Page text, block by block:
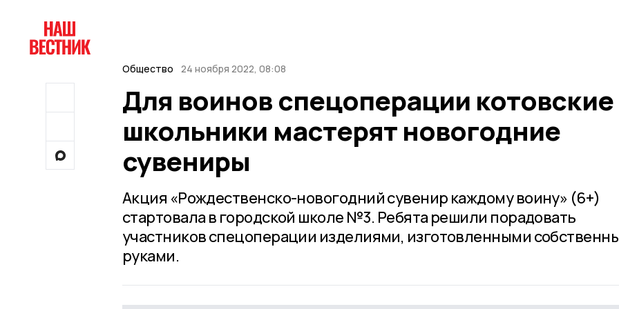
Общество 24 ноября 2022, 08:08
Для воинов спецоперации котовские
школьники мастерят новогодние
сувениры
Акция «Рождественско-новогодний сувенир каждому воину» (6+)
стартовала в городской школе №3. Ребята решили порадовать
участников спецоперации изделиями, изготовленными
руками.